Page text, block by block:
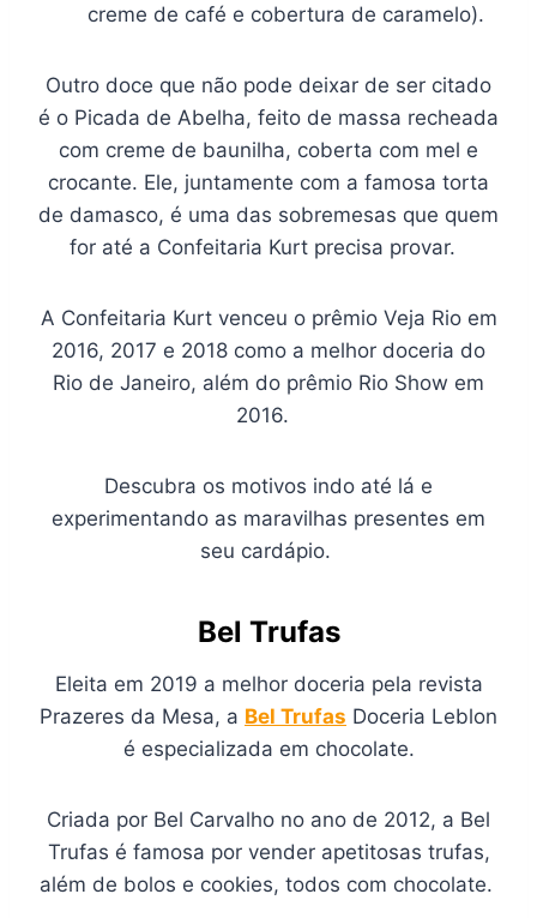
creme de café e cobertura de caramelo).
Outro doce que não pode deixar de ser citado
é o Picada de Abelha, feito de massa recheada
com creme de baunilha, coberta com mel e
crocante. Ele, juntamente com a famosa torta
de damasco, é uma das sobremesas que quem
for até a Confeitaria Kurt precisa provar.
A Confeitaria Kurt venceu o prêmio Veja Rio em
2016, 2017 e 2018 como a melhor doceria do
Rio de Janeiro, além do prêmio Rio Show em
2016.
Descubra os motivos indo até lá e
experimentando as maravilhas presentes em
seu cardápio.
Bel Trufas
Eleita em 2019 a melhor doceria pela revista
Prazeres da Mesa, a Bel Trufas Doceria Leblon
é especializada em chocolate.
Criada por Bel Carvalho no ano de 2012, a Bel
Trufas é famosa por vender apetitosas trufas,
além de bolos e cookies, todos com chocolate.